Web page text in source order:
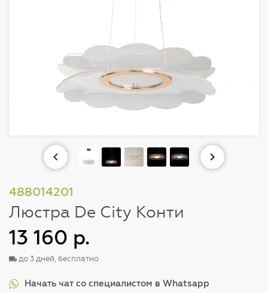
488014201
Люстра De City Конти
13 160 р.
до 3 дней, бесплатно
Начать чат со специалистом в Whatsapp